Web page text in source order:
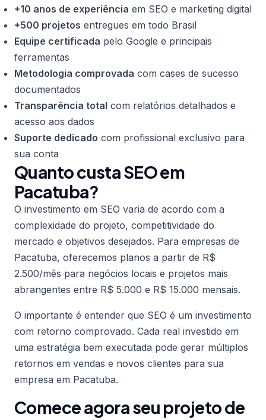
+10 anos de experiência em SEO e marketing digital
+500 projetos entregues em todo Brasil
Equipe certificada pelo Google e principais
ferramentas
Metodologia comprovada com cases de sucesso
documentados
Transparência total com relatórios detalhados e
acesso aos dados
Suporte dedicado com profissional exclusivo para
sua conta
Quanto custa SEO em
Pacatuba?
O investimento em SEO varia de acordo com a
complexidade do projeto, competitividade do
mercado e objetivos desejados. Para empresas de
Pacatuba, oferecemos planos a partir de R$
2.500/mês para negócios locais e projetos mais
abrangentes entre R$ 5.000 e R$ 15.000 mensais.
O importante é entender que SEO é um investimento
com retorno comprovado. Cada real investido em
uma estratégia bem executada pode gerar múltiplos
retornos em vendas e novos clientes para sua
empresa em Pacatuba.
Comece agora seu projeto de